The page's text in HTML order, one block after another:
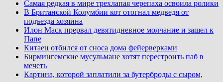
Самая редкая в мире трехлапая черепаха освоила ролики
В Британской Колумбии кот отогнал медведя от
подъезда хозяина
Илон Маск прервал девятидневное молчание и зашел к
Папе
Китаец отбился от сноса дома фейерверками
Бирмингемские мусульмане хотят перестроить паб в
мечеть
Картина, которой заплатили за бутерброды с сыром,